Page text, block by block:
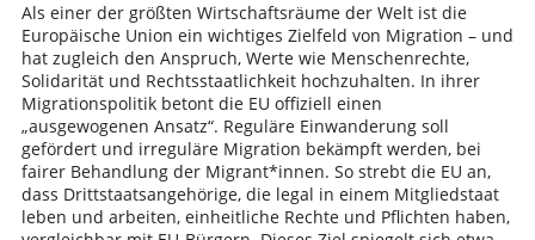
Als einer der größten Wirtschaftsräume der Welt ist die
Europäische Union ein wichtiges Zielfeld von Migration – und
hat zugleich den Anspruch, Werte wie Menschenrechte,
Solidarität und Rechtsstaatlichkeit hochzuhalten. In ihrer
Migrationspolitik betont die EU offiziell einen
„ausgewogenen Ansatz“. Reguläre Einwanderung soll
gefördert und irreguläre Migration bekämpft werden, bei
fairer Behandlung der Migrant*innen. So strebt die EU an,
dass Drittstaatsangehörige, die legal in einem Mitgliedstaat
leben und arbeiten, einheitliche Rechte und Pflichten haben,